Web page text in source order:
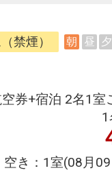
バスがご利用い
イヤなど詳細は
をご覧いただく
さい
航空券と宿泊がセ
ンダードな＜朝食
禁煙） 朝 昼 夕
空券+宿泊 2名1室
1
空き： 1室(08月